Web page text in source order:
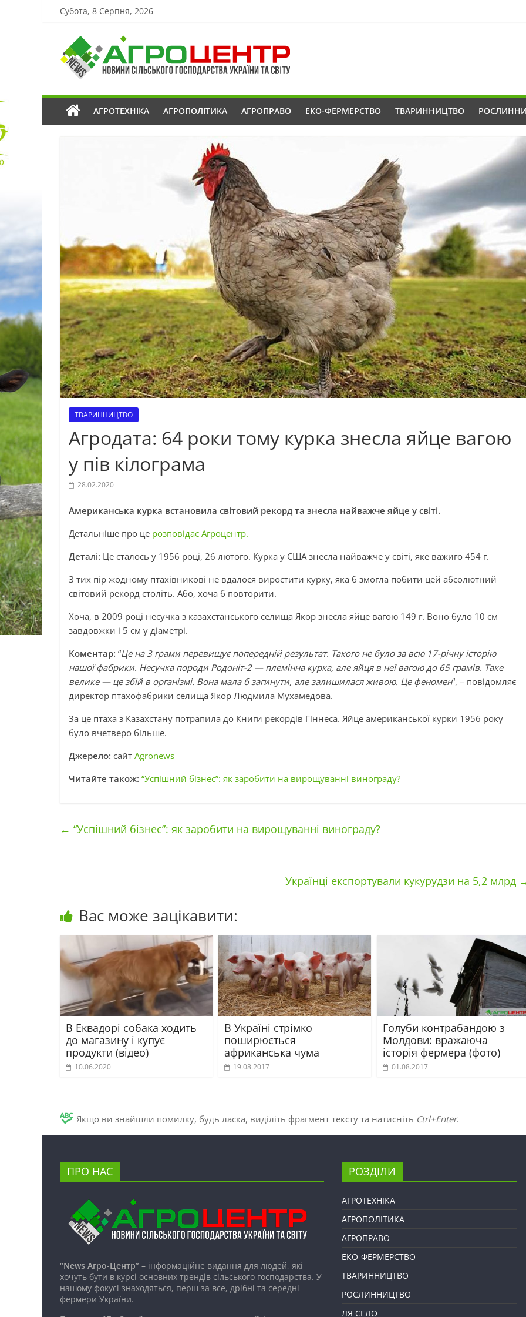
Субота, 8 Серпня, 2026
АГРОТЕХНІКА АГРОПОЛІТИКА АГРОПРАВО ЕКО-ФЕРМЕРСТВО ТВАРИННИЦТВО
ТВАРИННИЦТВО
Агродата: 64 роки тому курка знесла яйце вагою
у пів кілограма
28.02.2020
Американська курка встановила світовий рекорд та знесла найважче яйце у світі.
Детальніше про це розповідає Агроцентр.
Деталі: Це сталось у 1956 році, 26 лютого. Курка у США знесла найважче у світі, яке важиго 454 г.
З тих пір жодному птахівникові не вдалося виростити курку, яка б змогла побити цей абсолютний
світовий рекорд століть. Або, хоча б повторити.
Хоча, в 2009 році несучка з казахстанського селища Якор знесла яйце вагою 149 г. Воно було 10 см
завдовжки і 5 см у діаметрі.
Коментар: “Це на 3 грами перевищує попередній результат. Такого не було за всю 17-річну історію
нашої фабрики. Несучка породи Родоніт-2 — племінна курка, але яйця в неї вагою до 65 грамів. Таке
велике — це збій в організмі. Вона мала б загинути, але залишилася живою. Це феномен“, – повідомляє
директор птахофабрики селища Якор Людмила Мухамедова.
За це птаха з Казахстану потрапила до Книги рекордів Гіннеса. Яйце американської курки 1956 року
було вчетверо більше.
Джерело: сайт Agronews
Читайте також: “Успішний бізнес”: як заробити на вирощуванні винограду?
← “Успішний бізнес”: як заробити на вирощуванні винограду?
Українці експортували кукурудзи на 5,2 млрд
Вас може зацікавити:
В Еквадорі собака ходить
до магазину і купує
продукти (відео)
10.06.2020
В Україні стрімко
поширюється
африканська чума
19.08.2017
Голуби контрабандою з
Молдови: вражаюча
історія фермера (фото)
01.08.2017
Якщо ви знайшли помилку, будь ласка, виділіть фрагмент тексту та натисніть Ctrl+Enter.
ПРО НАС
“News Агро-Центр” – інформаційне видання для людей, які
хочуть бути в курсі основних трендів сільського господарства. У
нашому фокусі знаходяться, перш за все, дрібні та середні
фермери України.
РОЗДІЛИ
АГРОТЕХНІКА
АГРОПОЛІТИКА
АГРОПРАВО
ЕКО-ФЕРМЕРСТВО
ТВАРИННИЦТВО
РОСЛИННИЦТВО
ЛЯ СЕЛО